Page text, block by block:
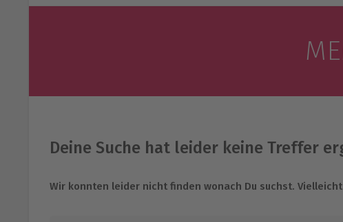
Deine Suche hat leider keine Treffer
Wir konnten leider nicht finden wonach Du suchst.